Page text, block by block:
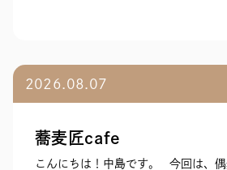
2026.08.07
蕎麦匠cafe
こんにちは！中島です。 今回は、